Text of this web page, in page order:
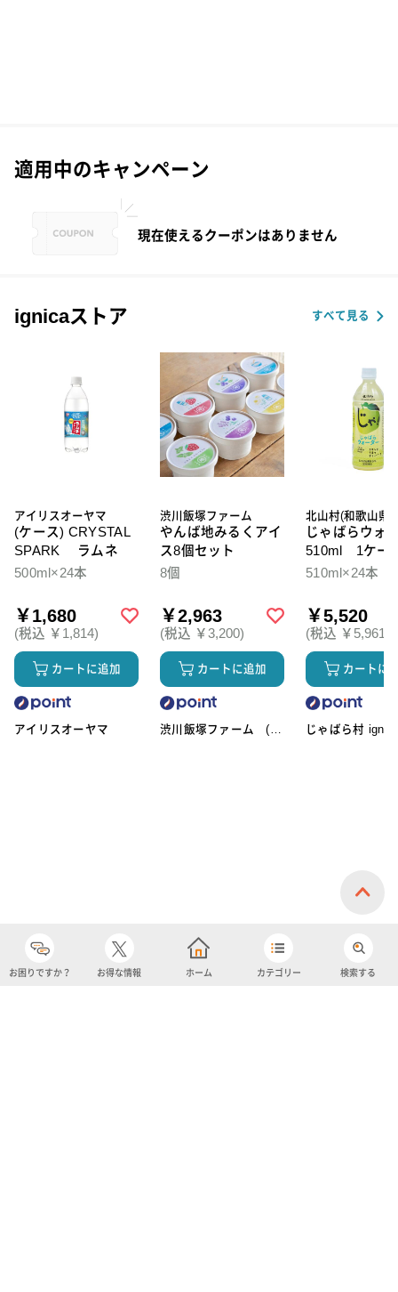
適用中のキャンペーン
現在使えるクーポンはありません
ignicaストア すべて見る
アイリスオーヤマ
(ケース) CRYSTAL
SPARK ラムネ
500ml×24本
￥1,680
(税込 ￥1,814)
カートに追加
アイリスオーヤマ
渋川飯塚ファーム
やんば地みるくアイ
ス8個セット
8個
￥2,963
(税込 ￥3,200)
カートに追加
渋川飯塚ファーム (ア
北山村(和歌山県)
じゃばらウォ
510ml 1ケー
本入
510ml×24本
￥5,520
(税込 ￥5,961)
カートに
じゃばら村
お困りですか？ お得な情報 ホーム カテゴリー 検索する